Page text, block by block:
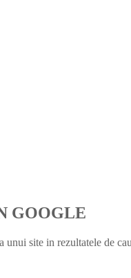
GOOGLE
unui site in rezultatele de